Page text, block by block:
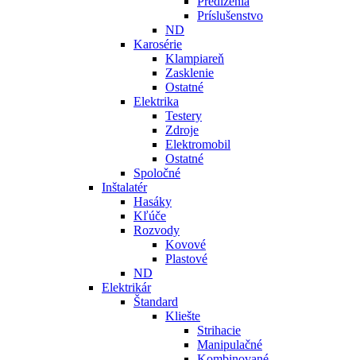
Príslušenstvo
ND
Karosérie
Klampiareň
Zasklenie
Ostatné
Elektrika
Testery
Zdroje
Elektromobil
Ostatné
Spoločné
Inštalatér
Hasáky
Kľúče
Rozvody
Kovové
Plastové
ND
Elektrikár
Štandard
Kliešte
Strihacie
Manipulačné